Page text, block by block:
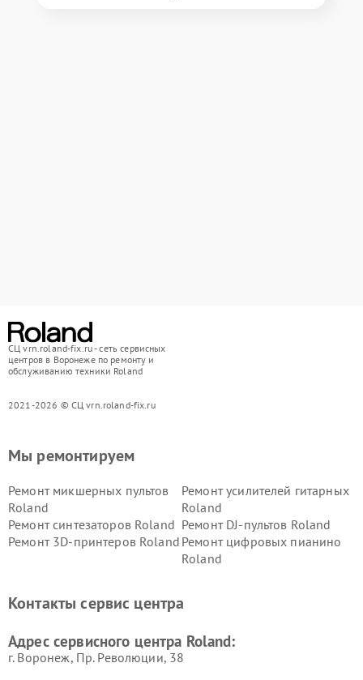
СЦ vrn.roland-fix.ru - сеть сервисных
центров в Воронеже по ремонту и
обслуживанию техники Roland
2021-2026 © СЦ vrn.roland-fix.ru
Мы ремонтируем
Ремонт микшерных пультов
Roland
Ремонт усилителей гитарных
Roland
Ремонт синтезаторов Roland Ремонт DJ-пультов Roland
Ремонт 3D-принтеров Roland Ремонт цифровых пианино
Roland
Контакты сервис центра
Адрес сервисного центра Roland:
г. Воронеж, Пр. Революции, 38